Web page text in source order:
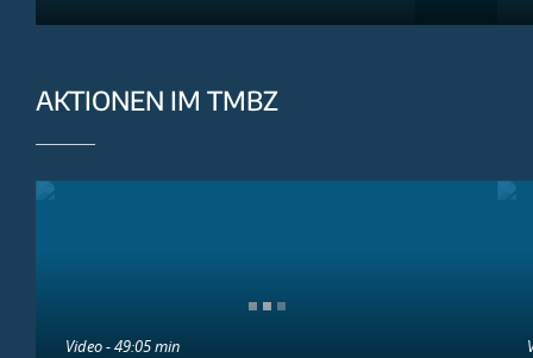
AKTIONEN IM TMBZ
Video - 49:05 min